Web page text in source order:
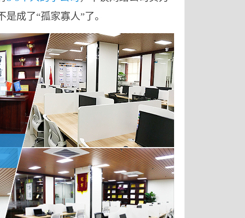
是成了“孤家寡人”了。